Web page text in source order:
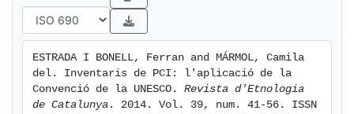
implications. We will discuss this range of alternatives
in inventorying Intangible Cultural Heritage and its
theoretical and methodological impacts.
ESTRADA I BONELL, Ferran and MÁRMOL, Camila
del. Inventaris de PCI: l'aplicació de la
Convenció de la UNESCO. Revista d'Etnologia
de Catalunya . 2014. Vol. 39, num. 41-56. ISSN